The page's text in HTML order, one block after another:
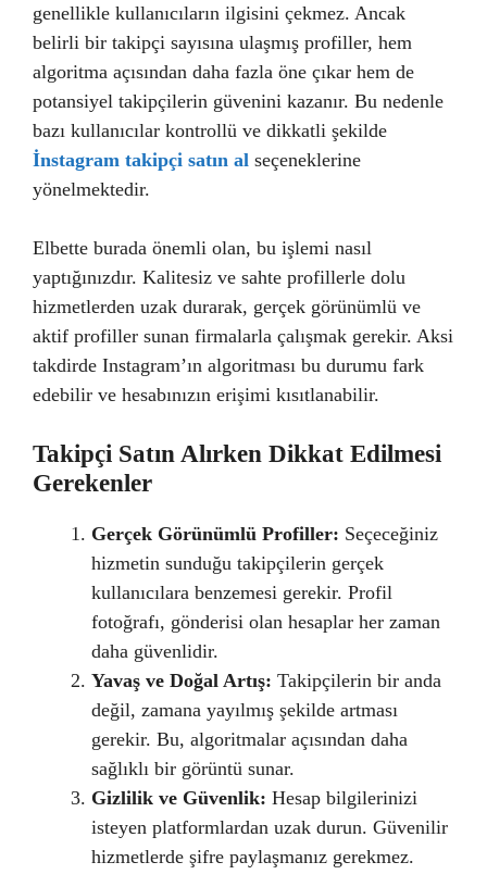
genellikle kullanıcıların ilgisini çekmez. Ancak
belirli bir takipçi sayısına ulaşmış profiller, hem
algoritma açısından daha fazla öne çıkar hem de
potansiyel takipçilerin güvenini kazanır. Bu nedenle
bazı kullanıcılar kontrollü ve dikkatli şekilde
İnstagram takipçi satın al seçeneklerine
yönelmektedir.
Elbette burada önemli olan, bu işlemi nasıl
yaptığınızdır. Kalitesiz ve sahte profillerle dolu
hizmetlerden uzak durarak, gerçek görünümlü ve
aktif profiller sunan firmalarla çalışmak gerekir. Aksi
takdirde Instagram’ın algoritması bu durumu fark
edebilir ve hesabınızın erişimi kısıtlanabilir.
Takipçi Satın Alırken Dikkat Edilmesi
Gerekenler
Gerçek Görünümlü Profiller: Seçeceğiniz
hizmetin sunduğu takipçilerin gerçek
kullanıcılara benzemesi gerekir. Profil
fotoğrafı, gönderisi olan hesaplar her zaman
daha güvenlidir.
Yavaş ve Doğal Artış: Takipçilerin bir anda
değil, zamana yayılmış şekilde artması
gerekir. Bu, algoritmalar açısından daha
sağlıklı bir görüntü sunar.
Gizlilik ve Güvenlik: Hesap bilgilerinizi
isteyen platformlardan uzak durun. Güvenilir
hizmetlerde şifre paylaşmanız gerekmez.